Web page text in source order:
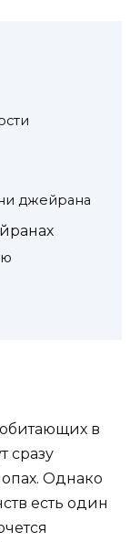
джейрана
в
сразу
Однако
есть один